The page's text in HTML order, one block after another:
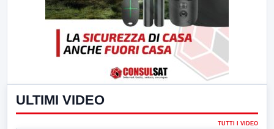
ULTIMI VIDEO
TUTTI I VIDEO